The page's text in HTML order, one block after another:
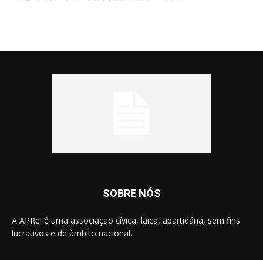
SOBRE NÓS
A APRe! é uma associação cívica, laica, apartidária, sem fins
lucrativos e de âmbito nacional.